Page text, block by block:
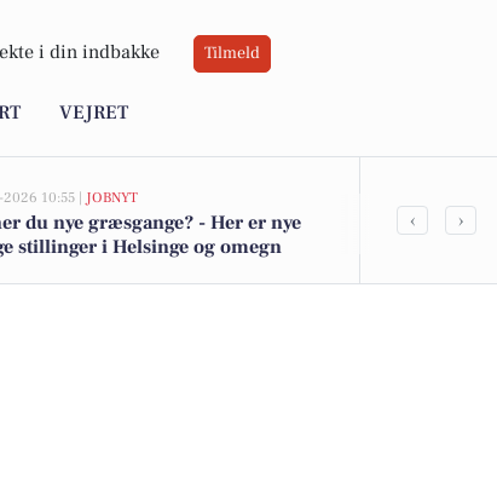
i din indbakke Tilmeld
VEJRET
10:55 | JOBNYT
du nye græsgange? - Her er nye
stillinger i Helsinge og omegn
‹ ›